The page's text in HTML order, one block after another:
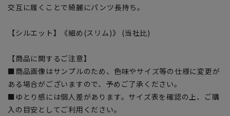
交互に履くことで綺麗にパンツ長持ち。
【シルエット】《細め(スリム)》 (当社比)
【商品に関するご注意】
■商品画像はサンプルのため、色味やサイズ等の仕様に変更が
ある場合がございますので、予めご了承ください。
■ゆとり感には個人差があります。サイズ表を確認の上、ご購
入の目安としてご利用ください。